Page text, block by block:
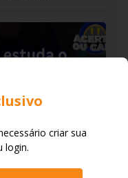
criar sua
login.